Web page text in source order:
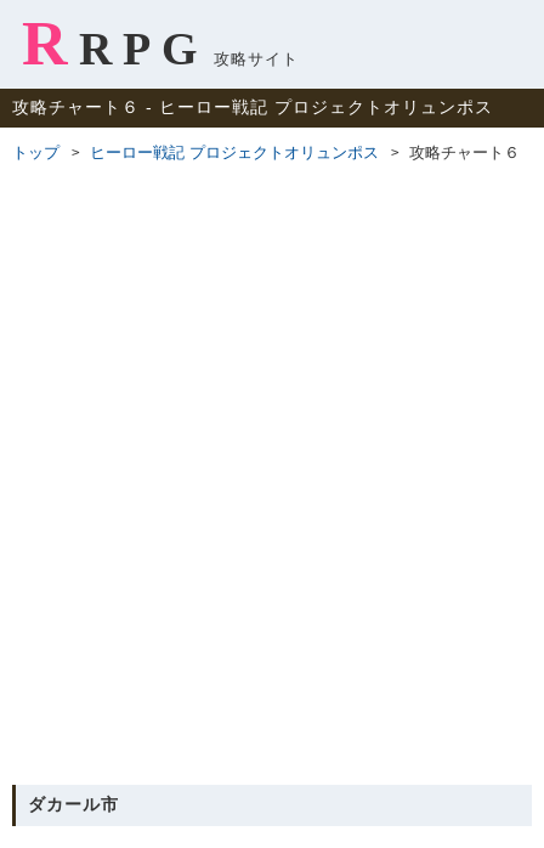
R RPG 攻略サイト
攻略チャート６ ‐ ヒーロー戦記 プロジェクトオリュンポス
トップ ヒーロー戦記 プロジェクトオリュンポス 攻略チャート６
ダカール市